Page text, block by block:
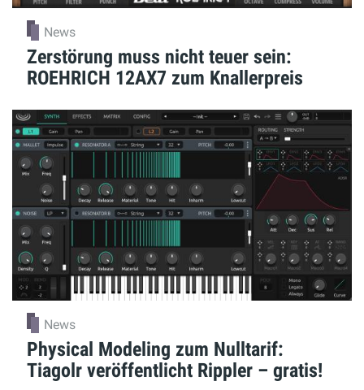
News
Zerstörung muss nicht teuer sein:
ROEHRICH 12AX7 zum Knallerpreis
News
Physical Modeling zum Nulltarif:
Tiagolr veröffentlicht Rippler – gratis!